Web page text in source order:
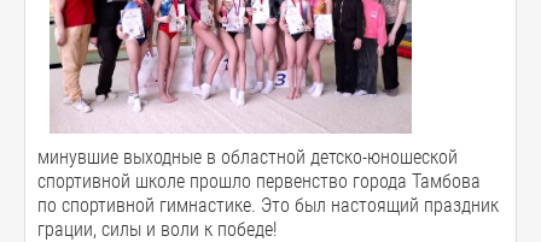
минувшие выходные в областной детско-юношеской
спортивной школе прошло первенство города Тамбова
по спортивной гимнастике. Это был настоящий праздник
грации, силы и воли к победе!